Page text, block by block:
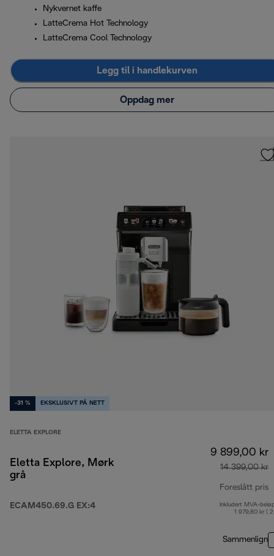
Nykvernet kaffe
LatteCrema Hot Technology
LatteCrema Cool Technology
Legg til i handlekurven
Oppdag mer
-31 % EKSKLUSIVT PÅ NETT
ELETTA EXPLORE
Eletta Explore, Mørk
grå
ECAM450.69.G EX:4
9 899,00 kr
14 399,00 kr
Foreslått pris
Inkludert MVA-
1 979,80 kr (
Sammenlign